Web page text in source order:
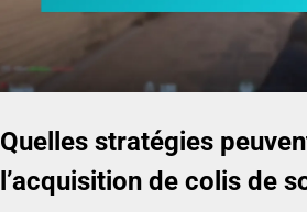
Quelles stratégies
l’acquisition de colis de